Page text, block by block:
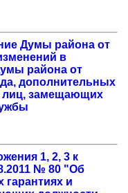
Думы района от
в
района от
дополнительных
лиц, замещающих
1, 2, 3 к
№ 80 "Об
гарантиях и